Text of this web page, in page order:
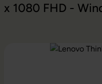
x 1080 FHD -
Bildergalerie überspringen